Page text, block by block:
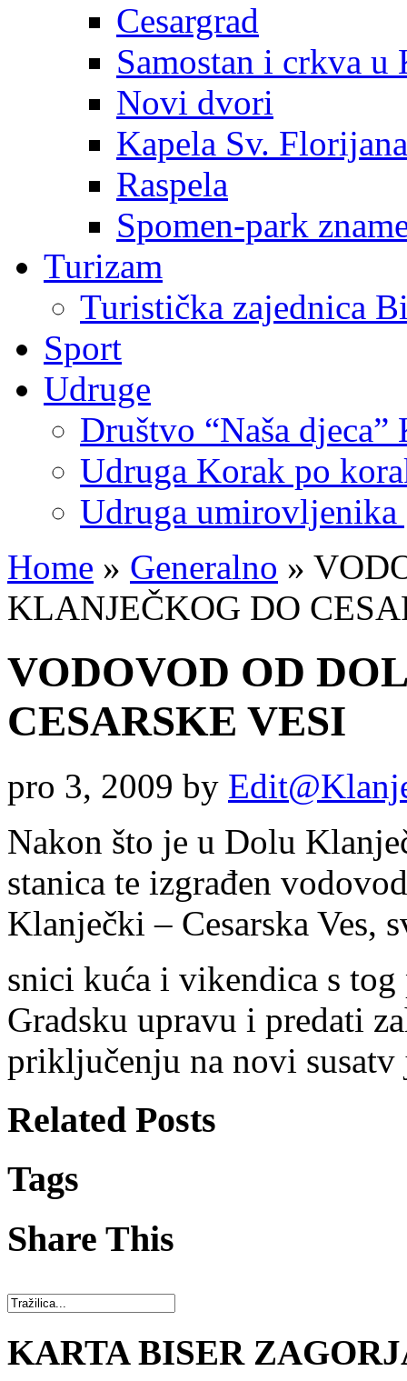
Cesargrad
Samostan i crkva u
Novi dvori
Kapela Sv. Florijana
Raspela
Spomen-park
Turizam
Turistička zajednica
Sport
Udruge
Društvo “Naša djeca”
Udruga Korak po
Udruga umirovljenika
Home » Generalno »
KLANJEČKOG DO
VODOVOD OD
CESARSKE VESI
pro 3, 2009 by
Nakon što je u Dolu
stanica te izgrađen
Klanječki – Cesarska Ves,
snici kuća i vikendica s
Gradsku upravu i predati
priključenju na novi susatv
Related Posts
Tags
Share This
KARTA BISER